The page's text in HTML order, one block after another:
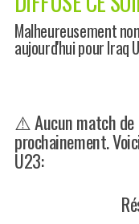
Malheureusement
aujourd'hui pour Iraq
⚠️ Aucun match de
prochainement.
U23: